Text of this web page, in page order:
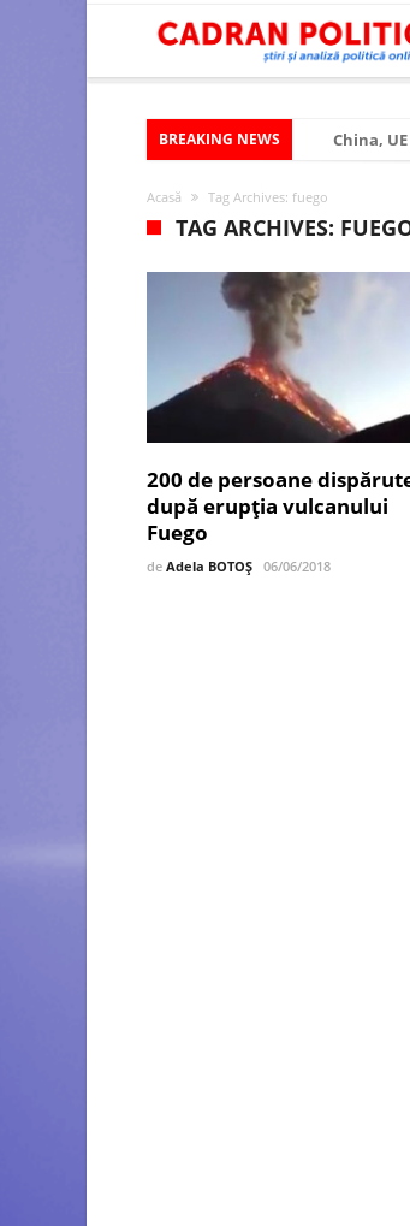
BREAKING NEWS
China,
Modelul
Viitorul
România
Huawei
Acasă Tag Archives: fuego
TAG ARCHIVES:
200 de persoane
după erupţia vulcanului
Fuego
de Adela BOTOȘ 06/06/2018